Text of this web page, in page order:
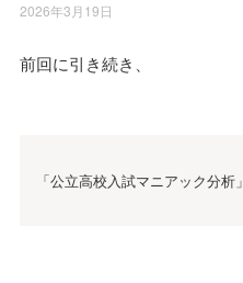
2026年3月19日
前回に引き続き、
「公立高校入試マニアック分析」